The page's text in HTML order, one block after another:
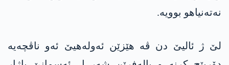
نەتەنیاھو بوویە.
لێ ژ ئالیێ دن ڤە ھێزێن ئەولەھیێ ئەو ناڤچەیە